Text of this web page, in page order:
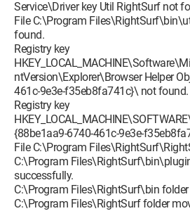
Ligne Supprimée :
Ligne Supprimée :
Ligne Supprimée :
Ligne Supprimée :
"Web Search");
Ligne Supprimée :
Ligne Supprimée :
"hxxp://search.conduit.com/
Ligne Supprimée :
Service\Driver key Util RightSurf not
File C:\Program
found.
Registry key
ntVersion\Explorer\Browser Helper
461c-9e3e-f35eb8fa741c}\ not found.
Registry key
{88be1aa9-6740-461c-9e3e-
File C:\Program
C:\Program
successfully.
C:\Program Files\RightSurf\bin
C:\Program Files\RightSurf folder